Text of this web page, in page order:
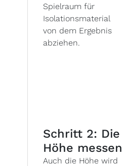
Spielraum für
Isolationsmaterial
von dem Ergebnis
abziehen.
Schritt 2: Die
Höhe messen
Auch die Höhe wird